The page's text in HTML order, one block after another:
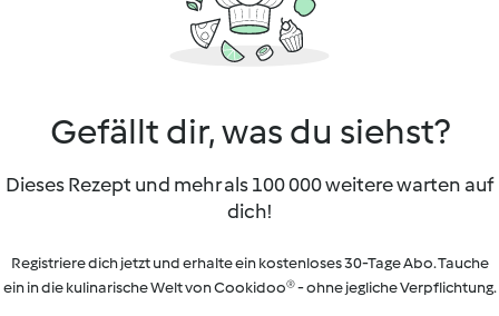
Gefällt dir, was du siehst?
Dieses Rezept und mehr als 100 000 weitere warten auf
dich!
Registriere dich jetzt und erhalte ein kostenloses 30-Tage Abo. Tauche
ein in die kulinarische Welt von Cookidoo® - ohne jegliche Verpflichtung.